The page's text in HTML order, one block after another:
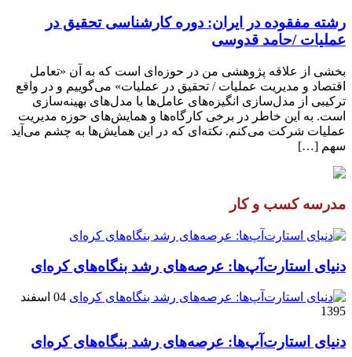
رشته مفقوده در ایران: دوره کارشناسی تحقیق در
عملیات /حامد قدوسی
بخشی از علاقه پژوهشی من در حوزه‌ای است که به آن «تعامل
اقتصاد و مدیریت عملیات / تحقیق در عملیات» می‌گوییم و در واقع
ترکیبی از مدل‌سازی انگیزه‌های عامل‌ها با مدل‌های بهینه‌سازی
است. به این خاطر در برخی کارگاه‌ها و همایش‌های حوزه مدیریت
عملیات شرکت می‌کنم. نکته‌ای که در این همایش‌ها به چشم می‌آید
سهم […]
مدرسه کسب و کار
دنیای استارت‌آپ‌ها: عرصه‌های رشد بنگاه‌های کره‌ای‌
04 اسفند
1395
دنیای استارت‌آپ‌ها: عرصه‌های رشد بنگاه‌های کره‌ای‌